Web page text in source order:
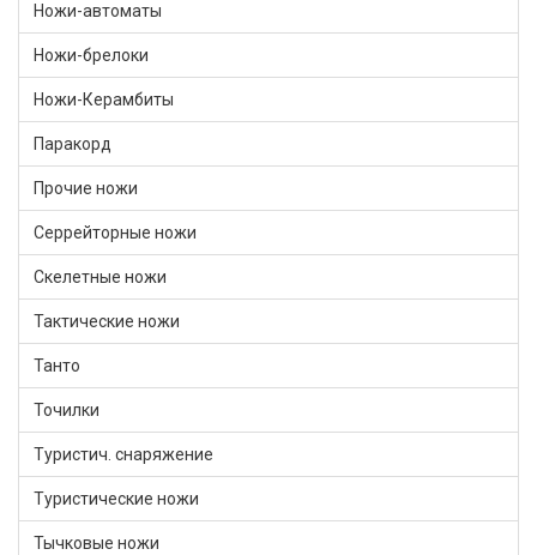
Ножи-автоматы
Ножи-брелоки
Ножи-Керамбиты
Паракорд
Прочие ножи
Серрейторные ножи
Скелетные ножи
Тактические ножи
Танто
Точилки
Туристич. снаряжение
Туристические ножи
Тычковые ножи